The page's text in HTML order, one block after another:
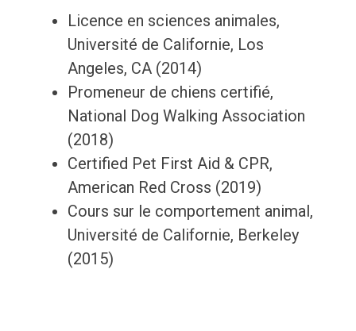
Licence en sciences animales,
Université de Californie, Los
Angeles, CA (2014)
Promeneur de chiens certifié,
National Dog Walking Association
(2018)
Certified Pet First Aid & CPR,
American Red Cross (2019)
Cours sur le comportement animal,
Université de Californie, Berkeley
(2015)